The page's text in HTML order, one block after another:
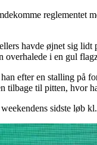
reglementet
havde øjnet sig
overhalede i en gul
efter en stalling på
tilbage til pitten, hvor
sidste løb